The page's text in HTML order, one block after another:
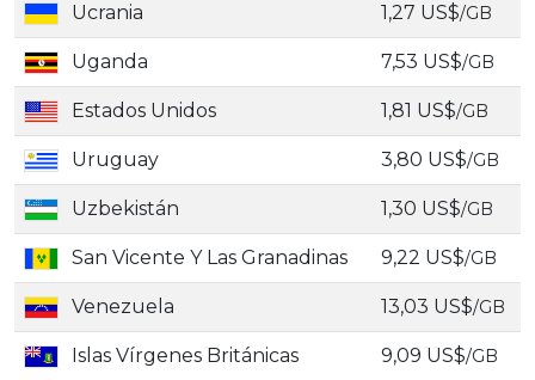
Ucrania 1,27 US$/GB
Uganda 7,53 US$/GB
Estados Unidos 1,81 US$/GB
Uruguay 3,80 US$/GB
Uzbekistán 1,30 US$/GB
San Vicente Y Las Granadinas 9,22 US$/GB
Venezuela 13,03 US$/GB
Islas Vírgenes Británicas 9,09 US$/GB